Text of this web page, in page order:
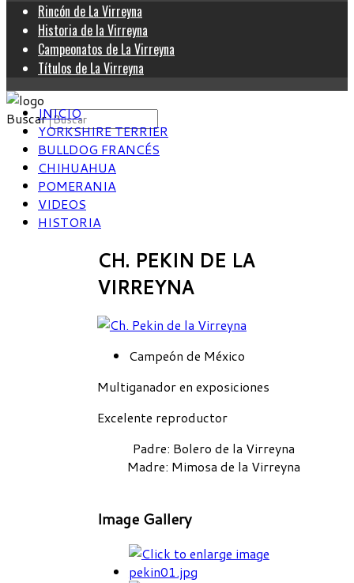
Rincón de La Virreyna
Historia de la Virreyna
Campeonatos de La Virreyna
Títulos de La Virreyna
BuscarINICIO
YORKSHIRE TERRIER
BULLDOG FRANCÉS
CHIHUAHUA
POMERANIA
VIDEOS
HISTORIA
CH. PEKIN DE LA
VIRREYNA
Campeón de México
Multiganador en exposiciones
Excelente reproductor
Padre: Bolero de la Virreyna
Madre: Mimosa de la Virreyna
Image Gallery